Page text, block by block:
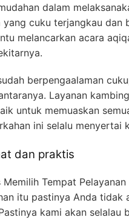
dalam
yang cuku terjangkau dan
melancarkan acara
berpengaalaman
Layanan
untuk memuaskan
ini selalu menyertai
dan praktis
Memilih Tempat
itu pastinya Anda
kami akan